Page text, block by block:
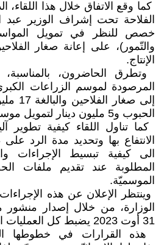
كما وقع الاتفاق خلال هذا اللقاء،
الفلاحة تحت إشراف ‏الوزير عبد
خصص ‏للنظر في تمويل
والتّمور)، على إعانة صغار
الإنتاج‎.‎
وتطرق الحاضرون، بالمناسبة،
المرصودة لموسم ‏الزراعات
‏إلى
الحبوب و5 مليون ‏دينار لتمويل موسم التمور‎.‎
كما تناول اللقاء كيفية تطوير
الانتفاع بها وتحديد مدة ‏الرد
الى كيفية ‏تبسيط الإجراءات
‏المطلوبة عند تقديم ملفات
الموسميّة‎.‎
وينتظر الإعلان عن هذه
الوزارة، من خلال ‏إصدار
31 ‏أوت 2023 يضبط كل العمليات ‏الإجرائية‎.‎
هذه القرارات في خطوطها